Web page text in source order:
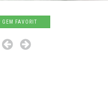
GEM FAVORIT